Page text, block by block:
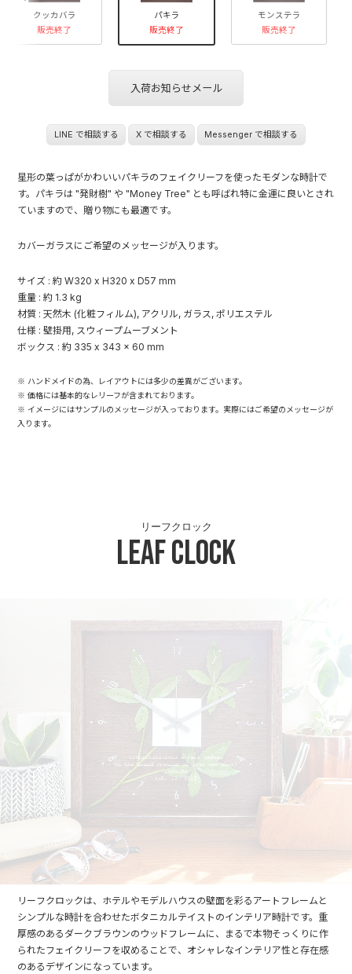
クッカバラ
販売終了
パキラ
販売終了
モンステラ
販売終了
入荷お知らせメール
LINE で相談する X で相談する Messenger で相談する
星形の葉っぱがかわいいパキラのフェイクリーフを使ったモダンな時計で
す。パキラは "発財樹" や "Money Tree" とも呼ばれ特に金運に良いとされ
ていますので、贈り物にも最適です。
カバーガラスにご希望のメッセージが入ります。
サイズ : 約 W320 x H320 x D57 mm
重量 : 約 1.3 kg
材質 : 天然木 (化粧フィルム), アクリル, ガラス, ポリエステル
仕様 : 壁掛用, スウィープムーブメント
ボックス : 約 335 x 343 x 60 mm
※ ハンドメイドの為、レイアウトには多少の差異がございます。
※ 価格には基本的なレリーフが含まれております。
※ イメージにはサンプルのメッセージが入っております。実際にはご希望のメッセージが
入ります。
Leaf Clock
リーフクロック
リーフクロックは、ホテルやモデルハウスの壁面を彩るアートフレームと
シンプルな時計を合わせたボタニカルテイストのインテリア時計です。重
厚感のあるダークブラウンのウッドフレームに、まるで本物そっくりに作
られたフェイクリーフを収めることで、オシャレなインテリア性と存在感
のあるデザインになっています。